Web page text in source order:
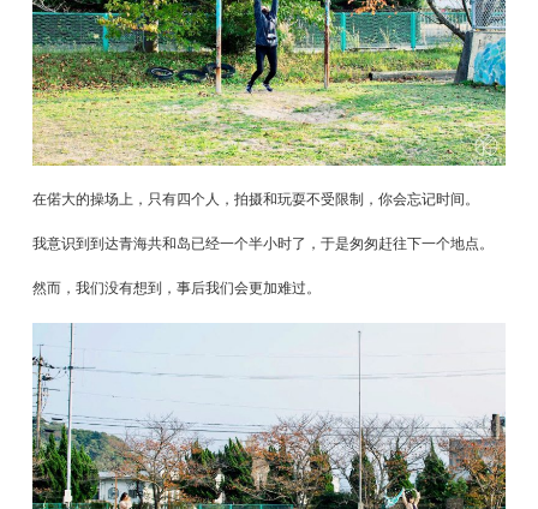
在偌大的操场上，只有四个人，拍摄和玩耍不受限制，你会忘记时间。
我意识到到达青海共和岛已经一个半小时了，于是匆匆赶往下一个地点。
然而，我们没有想到，事后我们会更加难过。